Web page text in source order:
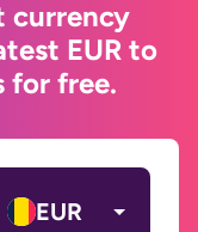
currency
EUR to
for free.
EUR